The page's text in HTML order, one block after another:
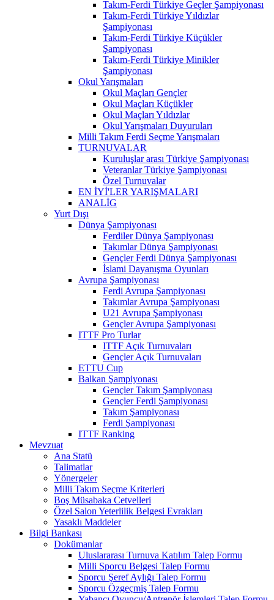
Takım-Ferdi Türkiye Geçler Şampiyonası
Takım-Ferdi Türkiye Yıldızlar
Şampiyonası
Takım-Ferdi Türkiye Küçükler
Şampiyonası
Takım-Ferdi Türkiye Minikler
Şampiyonası
Okul Yarışmaları
Okul Maçları Gençler
Okul Maçları Küçükler
Okul Maçları Yıldızlar
Okul Yarışmaları Duyuruları
Milli Takım Ferdi Seçme Yarışmaları
TURNUVALAR
Kuruluşlar arası Türkiye Şampiyonası
Veteranlar Türkiye Şampiyonası
Özel Turnuvalar
EN İYİ'LER YARIŞMALARI
ANALİG
Yurt Dışı
Dünya Şampiyonası
Ferdiler Dünya Şampiyonası
Takımlar Dünya Şampiyonası
Gençler Ferdi Dünya Şampiyonası
İslami Dayanışma Oyunları
Avrupa Şampiyonası
Ferdi Avrupa Şampiyonası
Takımlar Avrupa Şampiyonası
U21 Avrupa Şampiyonası
Gençler Avrupa Şampiyonası
ITTF Pro Turlar
ITTF Açık Turnuvaları
Gençler Açık Turnuvaları
ETTU Cup
Balkan Şampiyonası
Gençler Takım Şampiyonası
Gençler Ferdi Şampiyonası
Takım Şampiyonası
Ferdi Şampiyonası
ITTF Ranking
Mevzuat
Ana Statü
Talimatlar
Yönergeler
Milli Takım Seçme Kriterleri
Boş Müsabaka Cetvelleri
Özel Salon Yeterlilik Belgesi Evrakları
Yasaklı Maddeler
Bilgi Bankası
Dokümanlar
Uluslararası Turnuva Katılım Talep Formu
Milli Sporcu Belgesi Talep Formu
Sporcu Şeref Aylığı Talep Formu
Sporcu Özgeçmiş Talep Formu